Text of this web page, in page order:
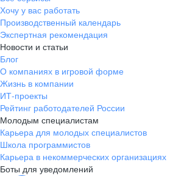
Хочу у вас работать
Производственный календарь
Экспертная рекомендация
Новости и статьи
Блог
О компаниях в игровой форме
Жизнь в компании
ИТ-проекты
Рейтинг работодателей России
Молодым специалистам
Карьера для молодых специалистов
Школа программистов
Карьера в некоммерческих организациях
Боты для уведомлений